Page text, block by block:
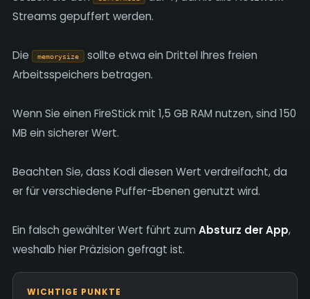
Streams gepuffert werden.
Die memorysize
sollte etwa ein Drittel Ihres freien
Arbeitsspeichers betragen.
Wenn Sie einen FireStick mit 1,5 GB RAM nutzen, sind 150
MB ein sicherer Wert.
Beachten Sie, dass Kodi diesen Wert verdreifacht, da
er für verschiedene Puffer-Ebenen genutzt wird.
Ein falsch gewählter Wert führt zum Absturz der App,
weshalb hier Präzision gefragt ist.
WICHTIGE PUNKTE